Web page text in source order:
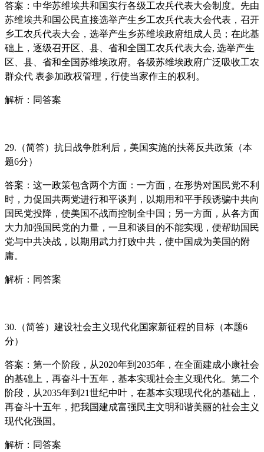
答案：中华苏维埃共和国实行各级工农兵代表大会制度。先由
苏维埃共和国公民直接选举产生乡工农兵代表大会代表，召开
乡工农兵代表大会，选举产生乡苏维埃政府组成人员；在此基
础上，逐级召开区、县、省和全国工农兵代表大会, 选举产生
区、县、省和全国苏维埃政府。各级苏维埃政府广泛吸收工农
群众代 表参加政权管理，行使当家作主的权利。
解析：同答案
29.（简答）抗日战争胜利后，美国实施的扶蒋反共政策（本
题6分）
答案： 这一政策包含两个方面：一方面，在形势对国民党不利
时，力促国共两党进行和平谈判，以期用和平手段诱骗中共向
国民党投降，使美国不战而控制全中国；另一方面，从各方面
大力加强国民党的力量，一旦和谈目的不能实现，便帮助国民
党与中共决战，以期用武力打败中共，使中国成为美国的附
庸。
解析：同答案
30.（简答）建设社会主义现代化国家新征程的目标（本题6
分）
答案： 第一个阶段，从2020年到2035年，在全面建成小康社会
的基础上，再奋斗十五年，基本实现社会主义现代化。第二个
阶段，从2035年到21世纪中叶，在基本实现现代化的基础上，
再奋斗十五年，把我国建成富强民主文明和谐美丽的社会主义
现代化强国。
解析：同答案